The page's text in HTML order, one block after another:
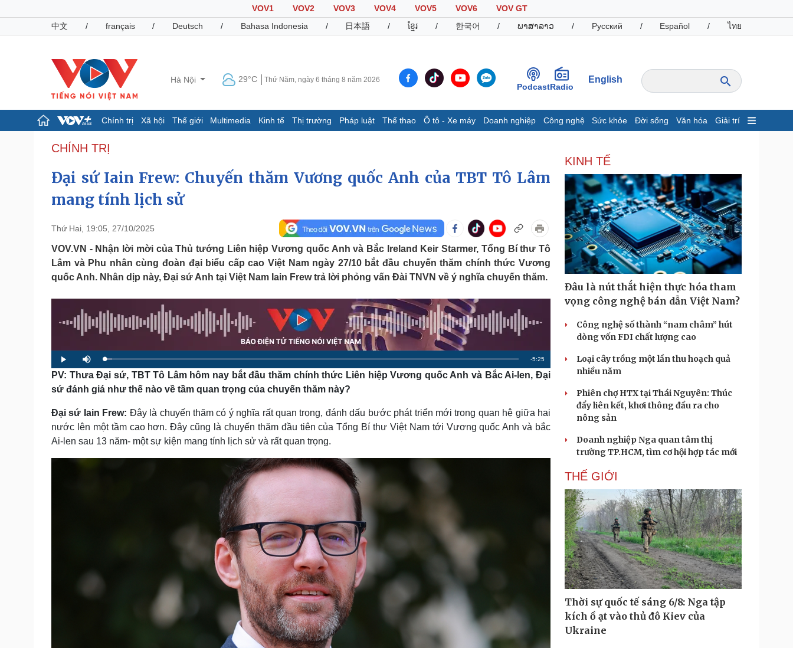
VOV1 VOV2 VOV3 VOV4 VOV5 VOV6
VOV GT
中文
/ français / Deutsch / Bahasa Indonesia / 日本語 / ខ្មែរ / 한국어 / ພາສາລາວ / Русский / Español / ไทย
Hà Nội 29°C Thứ Năm, ngày 6 tháng 8 năm 2026
PodcastRadio
English
Chính trị Xã hội Thế giới Multimedia Kinh tế Thị trường Pháp luật Thể thao Ô tô - Xe máy Doanh nghiệp Công nghệ Sức khỏe Đời sống Văn hóa Giải trí
Chính trị
Tổ chức nhân sự
Quốc hội
Nhận diện sự thật
Dự báo thời tiết
Giáo dục
Dấu ấn VOV
Cuộc sống đó đây
Hồ sơ
Ảnh
E-Magazine
Bất động sản
Khởi nghiệp
Tiêu dùng
Tỷ giá
Chứng khoán
Giá cà phê
Pháp luật
Vụ án
Tin nóng
Tư vấn luật
Quân sự - Quốc phòng
Vũ khí
Việt Nam
Phân tích
Thể thao
Bóng đá
Lịch thi đấu bóng đá
Thế giới thể thao
Hậu trường
Ô tô - Xe máy
Ô tô
Xe máy
Tư vấn
Doanh nghiệp
Thông tin doanh nghiệp
Doanh nghiệp 24h
Doanh nhân
Công nghệ
Sành điệu
Tin Công nghệ
Trải nghiệm
Chuyển đổi số
Sức khỏe
Cây thuốc
Sản phụ khoa
Nhi khoa
Nam khoa
Phòng mạch online
Ăn sạch sống khỏe
Đời sống
Blog
Tình yêu - Gia đình
Văn hóa
Sân khấu - Điện ảnh
Văn học
Âm nhạc
Di sản
Giải trí
Nghệ sĩ
Thời trang
Sao Việt
Du lịch
Săn Tour
check-in
Podcast
Câu chuyện thời sự
Đọc truyện đêm khuya
Hạt giống tâm hồn
CHÍNH TRỊ
Đại sứ Iain Frew: Chuyến thăm Vương quốc Anh của TBT Tô Lâm
mang tính lịch sử
Thứ Hai, 19:05, 27/10/2025
VOV.VN - Nhận lời mời của Thủ tướng Liên hiệp Vương quốc Anh và Bắc Ireland Keir Starmer, Tổng Bí thư Tô
Lâm và Phu nhân cùng đoàn đại biểu cấp cao Việt Nam ngày 27/10 bắt đầu chuyến thăm chính thức Vương
quốc Anh. Nhân dịp này, Đại sứ Anh tại Việt Nam Iain Frew trả lời phỏng vấn Đài TNVN về ý nghĩa chuyến thăm.
P
l
a
y
M
u
t
e
L
o
a
d
d
8
%
R
e
a
i
-5:25
PV: Thưa Đại sứ, TBT Tô Lâm hôm nay bắt đầu thăm chính thức Liên hiệp Vương quốc Anh và Bắc Ai-len, Đại
sứ đánh giá như thế nào về tầm quan trọng của chuyến thăm này?
Đại sứ Iain Frew: Đây là chuyến thăm có ý nghĩa rất quan trọng, đánh dấu bước phát triển mới trong quan hệ giữa hai
nước lên một tầm cao hơn. Đây cũng là chuyến thăm đầu tiên của Tổng Bí thư Việt Nam tới Vương quốc Anh và bắc
Ai-len sau 13 năm- một sự kiện mang tính lịch sử và rất quan trọng.
KINH TẾ
Đâu là nút thắt hiện thực hóa tham
vọng công nghệ bán dẫn Việt Nam?
Công nghệ số thành “nam châm” hút
dòng vốn FDI chất lượng cao
Loại cây trồng một lần thu hoạch quả
nhiều năm
Phiên chợ HTX tại Thái Nguyên: Thúc
đẩy liên kết, khơi thông đầu ra cho
nông sản
Doanh nghiệp Nga quan tâm thị
trường TP.HCM, tìm cơ hội hợp tác mới
THẾ GIỚI
Thời sự quốc tế sáng 6/8: Nga tập
kích ồ ạt vào thủ đô Kiev của
Ukraine